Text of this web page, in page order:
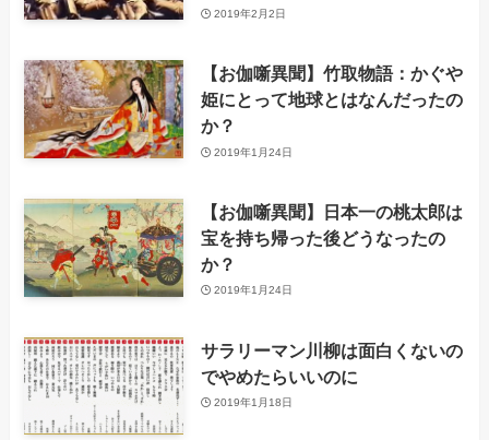
2019年2月2日
【お伽噺異聞】竹取物語：かぐや
姫にとって地球とはなんだったの
か？
2019年1月24日
【お伽噺異聞】日本一の桃太郎は
宝を持ち帰った後どうなったの
か？
2019年1月24日
サラリーマン川柳は面白くないの
でやめたらいいのに
2019年1月18日